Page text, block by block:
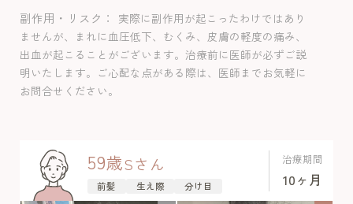
した。治療開始から2ヶ月目で発毛効果を
実感しました。経過中下腿の浮腫みを認
めましたが許容範囲とのことで血液検査
上でも異常を認めず通常量で行いまし
副作用・リスク
実際に副作用が起こったわけではあり
ませんが、まれに血圧低下、むくみ、皮膚の軽度の痛み、
出血が起こることがございます。治療前に医師が必ずご説
明いたします。ご心配な点がある際は、医師までお気軽に
お問合せください。
59歳Sさん
前髪 生え際 分け目
治療期間
10ヶ月